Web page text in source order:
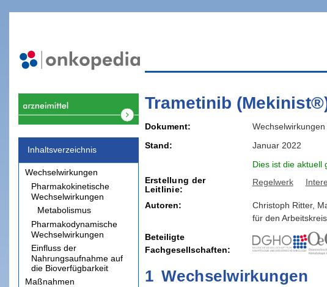
Inhaltsverzeichnis
Wechselwirkungen
Pharmakokinetische
Wechselwirkungen
Metabolismus
Pharmakodynamische
Wechselwirkungen
Einfluss der
Nahrungsaufnahme auf
die Bioverfügbarkeit
Maßnahmen
Trametinib
Dokument
Stand
Januar 2022
Dies ist die aktuell
Erstellung der
Leitlinie
Regelwerk
Autoren: Christoph Ritter,
für den
Beteiligte
Fachgesellschaften
1 Wechselwirkungen